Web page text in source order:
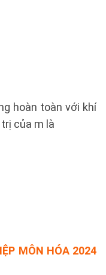
hoàn toàn với khí
của m là
MÔN HÓA 2024